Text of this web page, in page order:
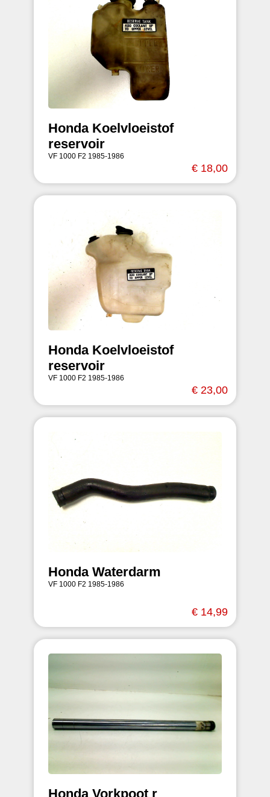
Honda Koelvloeistof
reservoir
VF 1000 F2 1985-1986
€ 18,00
Honda Koelvloeistof
reservoir
VF 1000 F2 1985-1986
€ 23,00
Honda Waterdarm
VF 1000 F2 1985-1986
€ 14,99
Honda Vorkpoot r